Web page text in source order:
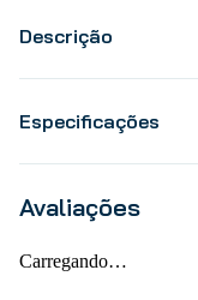
Descrição
Especificações
Avaliações
Carregando…